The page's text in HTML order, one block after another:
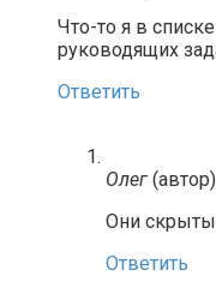
Что-то я в
руководящих
Ответить
Олег (автор)
Они
Ответить